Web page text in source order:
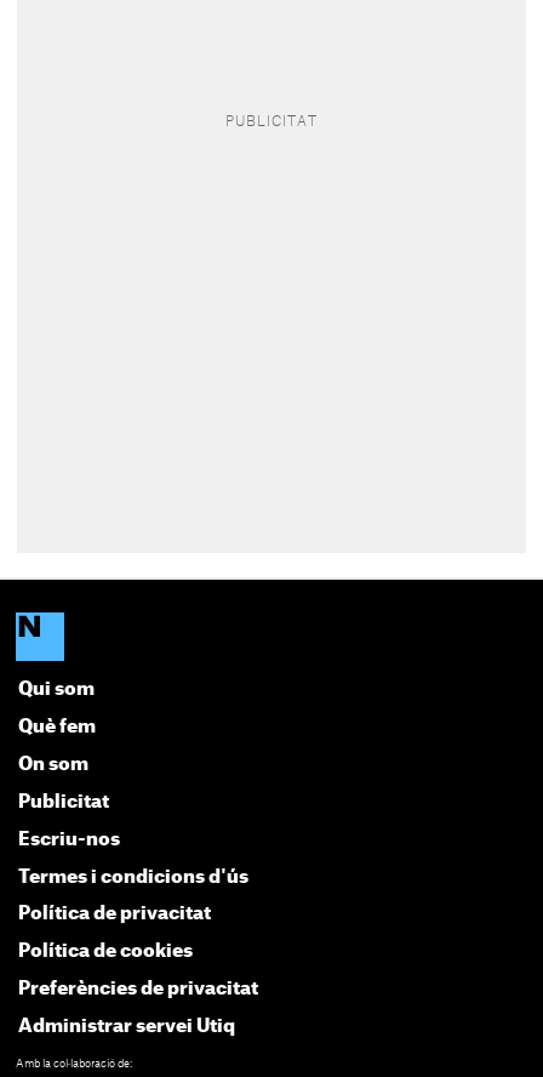
Qui som
Què fem
On som
Publicitat
Escriu-nos
Termes i condicions d'ús
Política de privacitat
Política de cookies
Preferències de privacitat
Administrar servei Utiq
Amb la col·laboració de: